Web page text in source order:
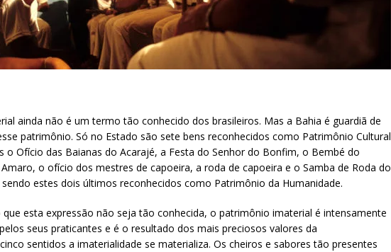
ainda não é um termo tão conhecido dos brasileiros. Mas a Bahia é guardiã de
patrimônio. Só no Estado são sete bens reconhecidos como Patrimônio Cultural
o Ofício das Baianas do Acarajé, a Festa do Senhor do Bonfim, o Bembé do
o ofício dos mestres de capoeira, a roda de capoeira e o Samba de Roda do
estes dois últimos reconhecidos como Patrimônio da Humanidade.
esta expressão não seja tão conhecida, o patrimônio imaterial é intensamente
seus praticantes e é o resultado dos mais preciosos valores da
sentidos a imaterialidade se materializa. Os cheiros e sabores tão presentes